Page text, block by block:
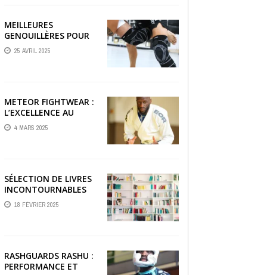
MEILLEURES
GENOUILLÈRES POUR
LE JIU JITSU BRÉSILIEN
ET GRAPPLING
25 AVRIL 2025
METEOR FIGHTWEAR :
L’EXCELLENCE AU
SERVICE DES
COMBATTANTS
4 MARS 2025
SÉLECTION DE LIVRES
INCONTOURNABLES
SUR LE JJB
18 FÉVRIER 2025
RASHGUARDS RASHU :
PERFORMANCE ET